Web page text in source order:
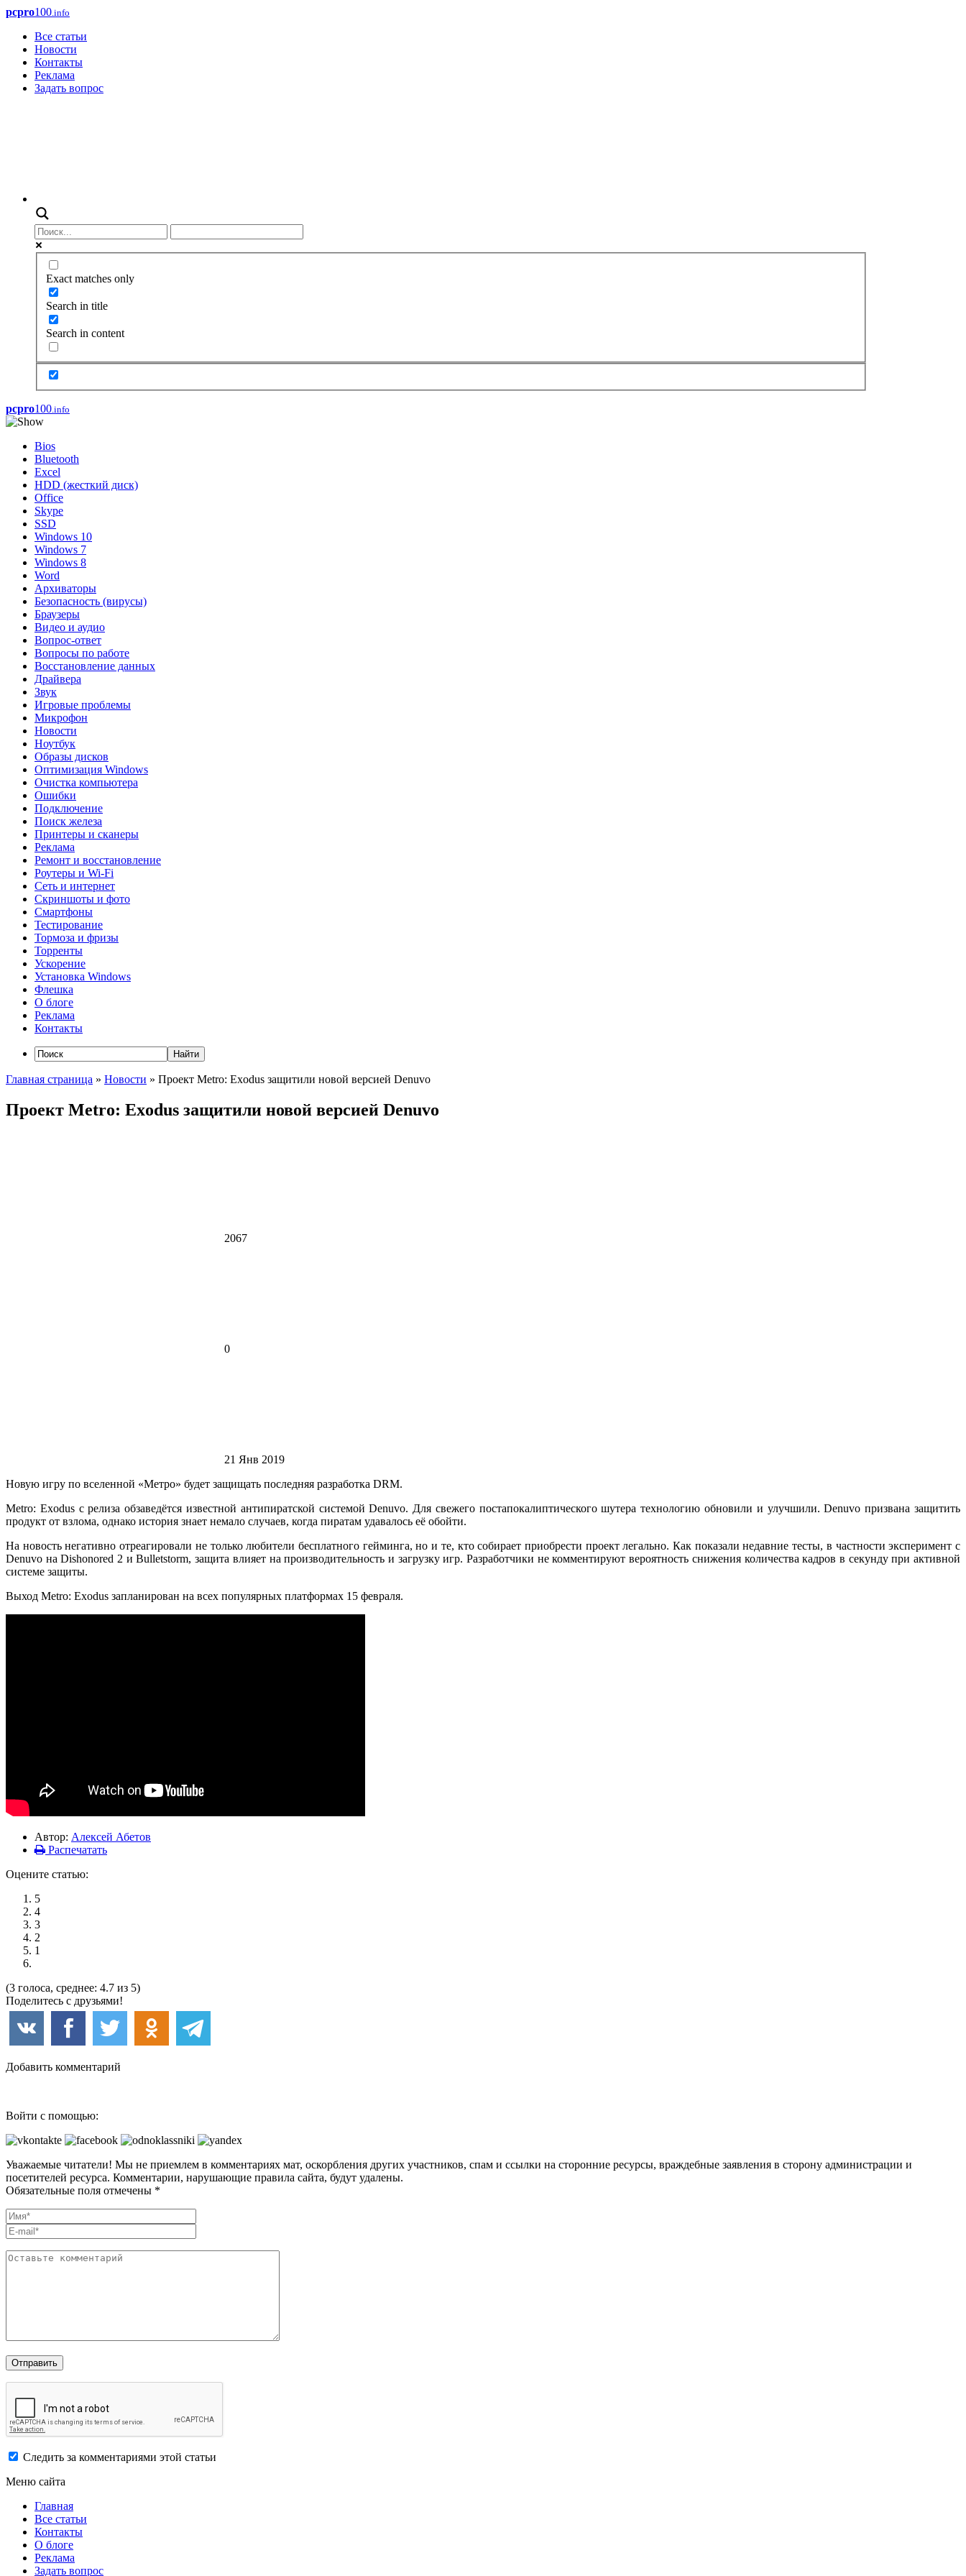
pcpro100.info
Все статьи
Новости
Контакты
Реклама
Задать вопрос
Exact matches only
Search in title
Search in content
pcpro100.info
Bios
Bluetooth
Excel
HDD (жесткий диск)
Office
Skype
SSD
Windows 10
Windows 7
Windows 8
Word
Архиваторы
Безопасность (вирусы)
Браузеры
Видео и аудио
Вопрос-ответ
Вопросы по работе
Восстановление данных
Драйвера
Звук
Игровые проблемы
Микрофон
Новости
Ноутбук
Образы дисков
Оптимизация Windows
Очистка компьютера
Ошибки
Подключение
Поиск железа
Принтеры и сканеры
Реклама
Ремонт и восстановление
Роутеры и Wi-Fi
Сеть и интернет
Скриншоты и фото
Смартфоны
Тестирование
Тормоза и фризы
Торренты
Ускорение
Установка Windows
Флешка
О блоге
Реклама
Контакты
Главная страница » Новости » Проект Metro: Exodus защитили новой версией Denuvo
Проект Metro: Exodus защитили новой версией Denuvo
2067
0
21 Янв 2019
Новую игру по вселенной «Метро» будет защищать последняя разработка DRM.
Metro: Exodus с релиза обзаведётся известной антипиратской системой Denuvo. Для свежего постапокалиптического шутера технологию обновили и улучшили. Denuvo призвана защитить
продукт от взлома, однако история знает немало случаев, когда пиратам удавалось её обойти.
На новость негативно отреагировали не только любители бесплатного гейминга, но и те, кто собирает приобрести проект легально. Как показали недавние тесты, в частности эксперимент с
Denuvo на Dishonored 2 и Bulletstorm, защита влияет на производительность и загрузку игр. Разработчики не комментируют вероятность снижения количества кадров в секунду при активной
системе защиты.
Выход Metro: Exodus запланирован на всех популярных платформах 15 февраля.
Автор: Алексей Абетов
Распечатать
Оцените статью:
5
4
3
2
1
(3 голоса, среднее: 4.7 из 5)
Поделитесь с друзьями!
Добавить комментарий
Войти с помощью:
Уважаемые читатели! Мы не приемлем в комментариях мат, оскорбления других участников, спам и ссылки на сторонние ресурсы, враждебные заявления в сторону администрации и
посетителей ресурса. Комментарии, нарушающие правила сайта, будут удалены.
Обязательные поля отмечены *
Следить за комментариями этой статьи
Меню сайта
Главная
Все статьи
Контакты
О блоге
Реклама
Задать вопрос